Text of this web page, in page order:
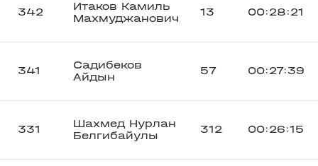
342
Итаков Камиль
Махмуджанович
13 00:28:21
341
Садибеков
Айдын
57 00:27:39
331
Шахмед Нурлан
Белгибайулы
312 00:26:15